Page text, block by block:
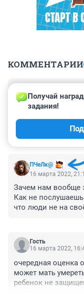
КОММЕНТАРИИ
17 марта 2022,
Господи когда
органы опеки..
фигурируют,
бедная девочка , а
низкий поклон
ПЧеЛк@
Получай
задания!
16 марта 2022,
Зачем нам вообще
Как не
что люди не на
Гость
16 марта 2022,
очередная оценка
может мать
ребенок не